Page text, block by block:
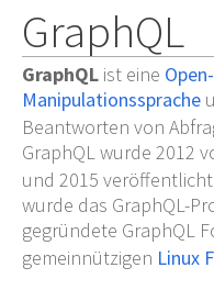
GraphQL
GraphQL ist eine
Manipulationssprache
Beantworten von
GraphQL wurde 2012
und 2015
wurde das GraphQL-
gegründete GraphQL
gemeinnützigen Linux